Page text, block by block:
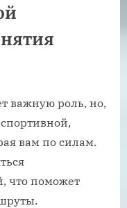
важную роль, но,
вам по силам.
что поможет